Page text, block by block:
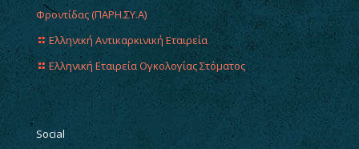
Φροντίδας (ΠΑΡΗ.ΣΥ.Α)
Ελληνική Αντικαρκινική Εταιρεία
Ελληνική Εταιρεία Ογκολογίας Στόματος
Social